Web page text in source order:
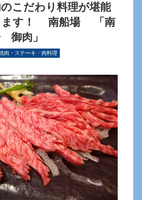
こだわり料理が堪能
ます！ 南船場 「南
御肉」
肉・ステーキ・肉料理